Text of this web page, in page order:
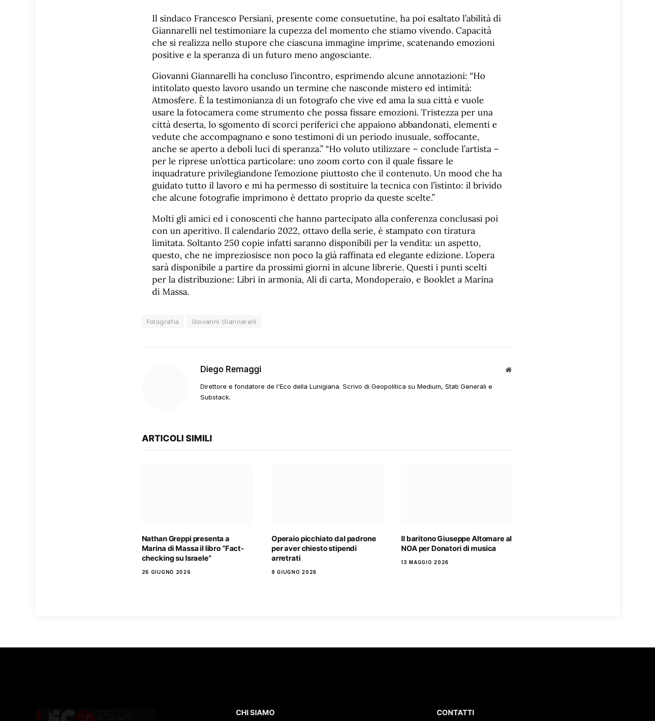
Il sindaco Francesco Persiani, presente come consuetutine, ha poi esaltato l’abilità di
Giannarelli nel testimoniare la cupezza del momento che stiamo vivendo. Capacità
che si realizza nello stupore che ciascuna immagine imprime, scatenando emozioni
positive e la speranza di un futuro meno angosciante.
Giovanni Giannarelli ha concluso l’incontro, esprimendo alcune annotazioni: “Ho
intitolato questo lavoro usando un termine che nasconde mistero ed intimità:
Atmosfere. È la testimonianza di un fotografo che vive ed ama la sua città e vuole
usare la fotocamera come strumento che possa fissare emozioni. Tristezza per una
città deserta, lo sgomento di scorci periferici che appaiono abbandonati, elementi e
vedute che accompagnano e sono testimoni di un periodo inusuale, soffocante,
anche se aperto a deboli luci di speranza.” “Ho voluto utilizzare – conclude l’artista –
per le riprese un’ottica particolare: uno zoom corto con il quale fissare le
inquadrature privilegiandone l’emozione piuttosto che il contenuto. Un mood che ha
guidato tutto il lavoro e mi ha permesso di sostituire la tecnica con l’istinto: il brivido
che alcune fotografie imprimono è dettato proprio da queste scelte.”
Molti gli amici ed i conoscenti che hanno partecipato alla conferenza conclusasi poi
con un aperitivo. Il calendario 2022, ottavo della serie, è stampato con tiratura
limitata. Soltanto 250 copie infatti saranno disponibili per la vendita: un aspetto,
questo, che ne impreziosisce non poco la già raffinata ed elegante edizione. L’opera
sarà disponibile a partire da prossimi giorni in alcune librerie. Questi i punti scelti
per la distribuzione: Libri in armonia, Ali di carta, Mondoperaio, e Booklet a Marina
di Massa.
Fotografia Giovanni Giannarelli
Diego Remaggi
Sito
Direttore e fondatore de l'Eco della Lunigiana. Scrivo di Geopolitica su Medium, Stati Generali e
Substack.
ARTICOLI SIMILI
Nathan Greppi presenta a
Marina di Massa il libro “Fact-
checking su Israele”
26 GIUGNO 2026
Operaio picchiato dal padrone
per aver chiesto stipendi
arretrati
9 GIUGNO 2026
Il baritono Giuseppe Altomare al
NOA per Donatori di musica
13 MAGGIO 2026
CHI SIAMO CONTATTI